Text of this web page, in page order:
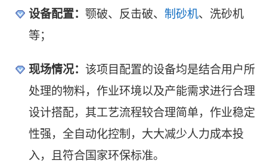
设备配置： 颚破、反击破、 制砂机、洗砂机
等；
现场情况： 该项目配置的设备均是结合用户所
处理的物料，作业环境以及产能需求进行合理
设计搭配，其工艺流程较合理简单，作业稳定
性强，全自动化控制，大大减少人力成本投
入，且符合国家环保标准。